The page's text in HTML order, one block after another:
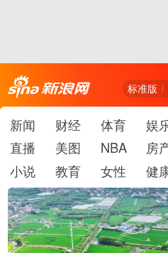
标准版
新闻 财经 体育 娱
直播
美图 NBA 房
小说
教育 女性 健